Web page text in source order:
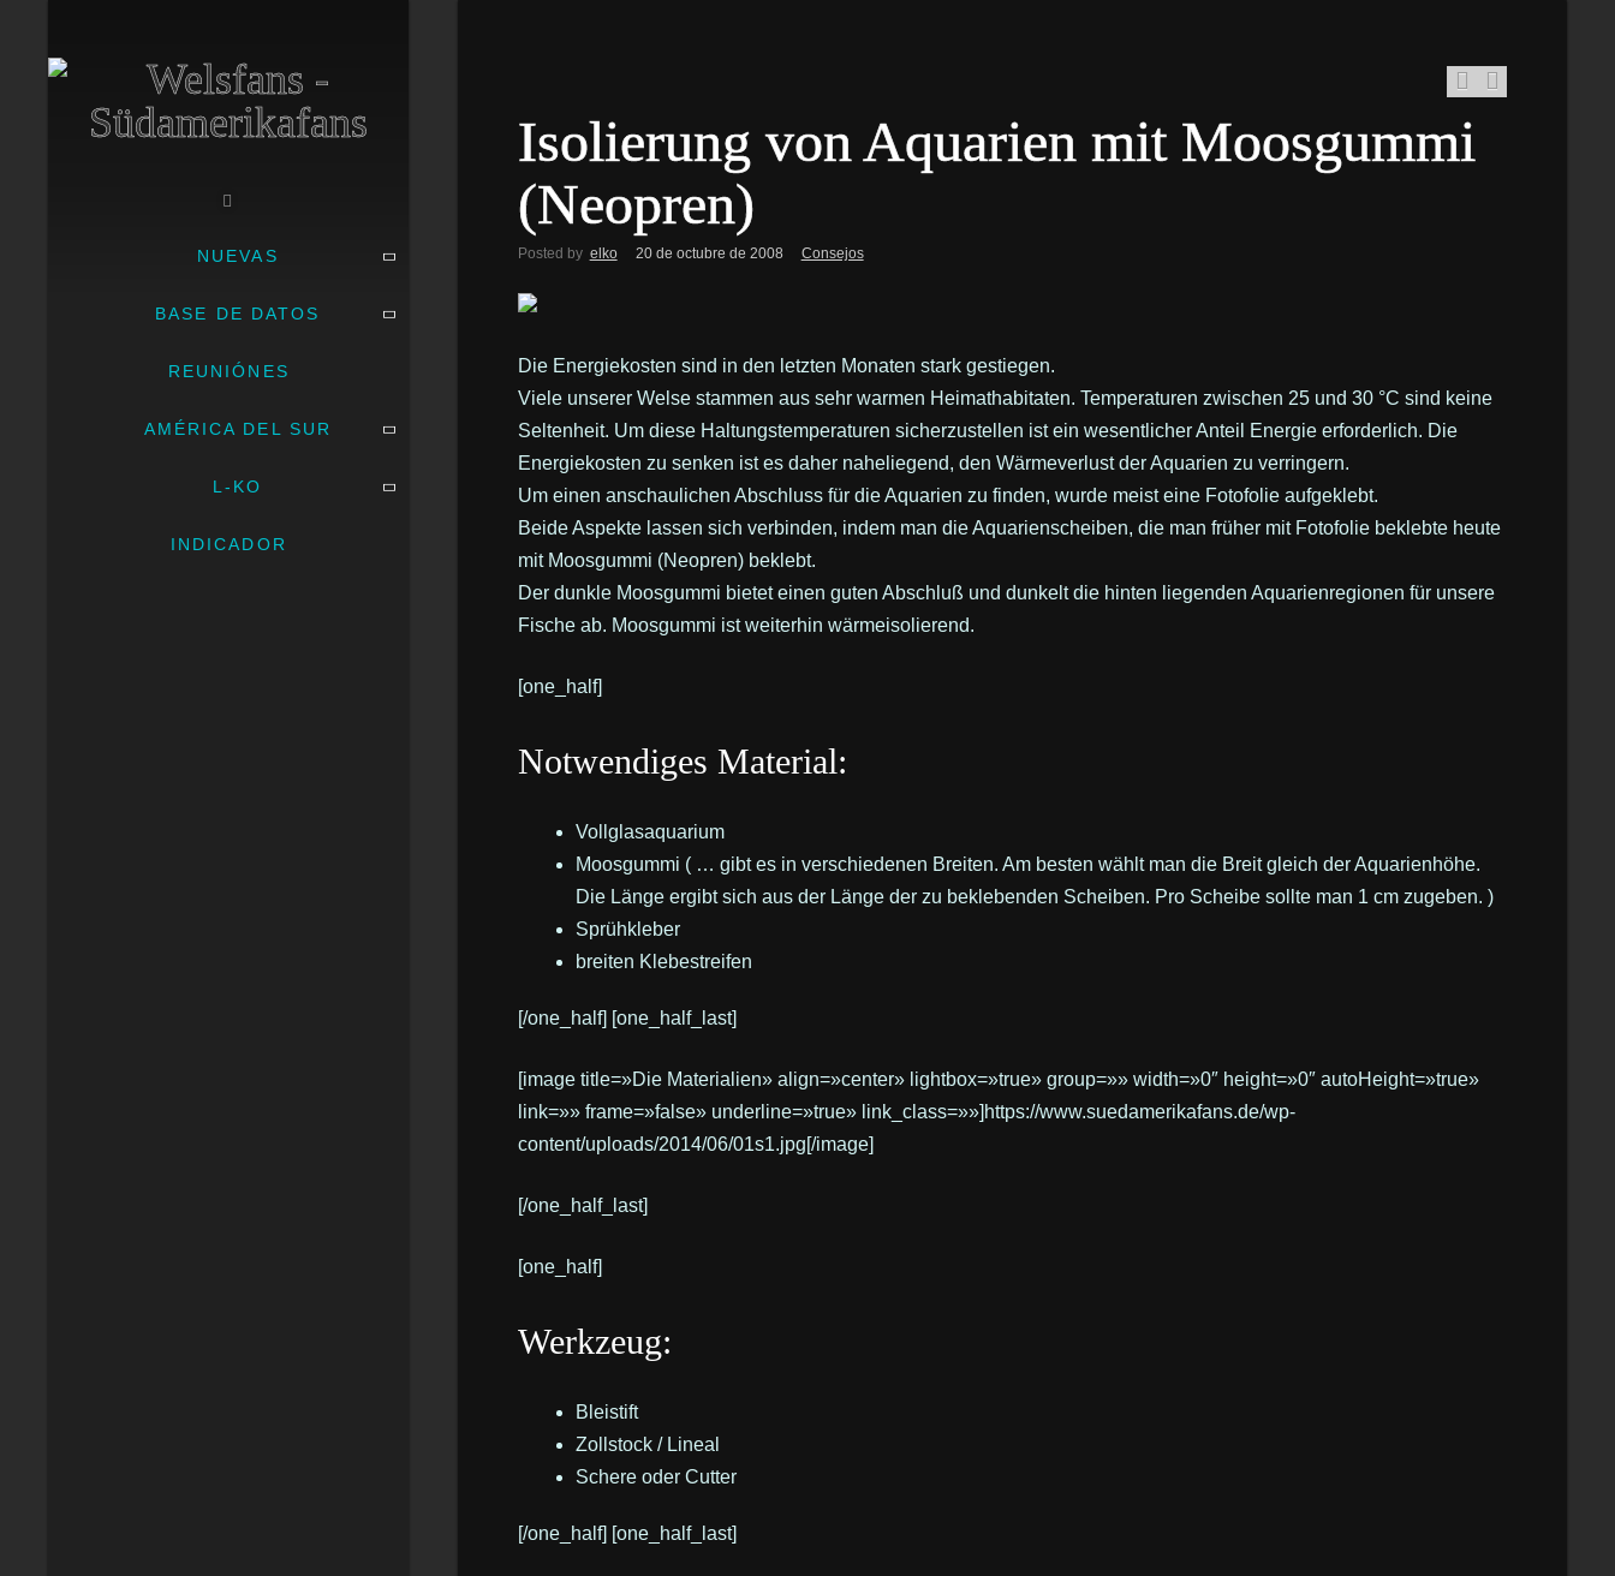
NUEVAS
BASE DE DATOS
REUNIÓNES
AMÉRICA DEL SUR
L-KO
INDICADOR
Isolierung von Aquarien mit Moosgummi
(Neopren)
Posted by elko 20 de octubre de 2008 Consejos
Die Energiekosten sind in den letzten Monaten stark gestiegen.
Viele unserer Welse stammen aus sehr warmen Heimathabitaten. Temperaturen zwischen 25 und 30 °C sind keine
Seltenheit. Um diese Haltungstemperaturen sicherzustellen ist ein wesentlicher Anteil Energie erforderlich. Die
Energiekosten zu senken ist es daher naheliegend, den Wärmeverlust der Aquarien zu verringern.
Um einen anschaulichen Abschluss für die Aquarien zu finden, wurde meist eine Fotofolie aufgeklebt.
Beide Aspekte lassen sich verbinden, indem man die Aquarienscheiben, die man früher mit Fotofolie beklebte heute
mit Moosgummi (Neopren) beklebt.
Der dunkle Moosgummi bietet einen guten Abschluß und dunkelt die hinten liegenden Aquarienregionen für unsere
Fische ab. Moosgummi ist weiterhin wärmeisolierend.
[one_half]
Notwendiges Material:
Vollglasaquarium
Moosgummi ( … gibt es in verschiedenen Breiten. Am besten wählt man die Breit gleich der Aquarienhöhe.
Die Länge ergibt sich aus der Länge der zu beklebenden Scheiben. Pro Scheibe sollte man 1 cm zugeben. )
Sprühkleber
breiten Klebestreifen
[/one_half] [one_half_last]
[image title=»Die Materialien» align=»center» lightbox=»true» group=»» width=»0″ height=»0″ autoHeight=»true»
link=»» frame=»false» underline=»true» link_class=»»]https://www.suedamerikafans.de/wp-
content/uploads/2014/06/01s1.jpg[/image]
[/one_half_last]
[one_half]
Werkzeug:
Bleistift
Zollstock / Lineal
Schere oder Cutter
[/one_half] [one_half_last]